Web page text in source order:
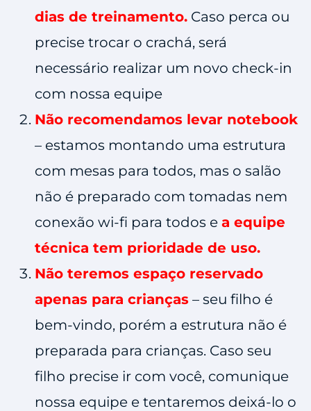
dias de treinamento. Caso perca ou
precise trocar o crachá, será
necessário realizar um novo check-in
com nossa equipe
Não recomendamos levar notebook
– estamos montando uma estrutura
com mesas para todos, mas o salão
não é preparado com tomadas nem
conexão wi-fi para todos e a equipe
técnica tem prioridade de uso.
Não teremos espaço reservado
apenas para crianças – seu filho é
bem-vindo, porém a estrutura não é
preparada para crianças. Caso seu
filho precise ir com você, comunique
nossa equipe e tentaremos deixá-lo o